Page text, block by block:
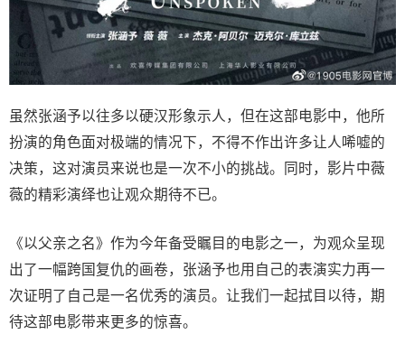
虽然张涵予以往多以硬汉形象示人，但在这部电影中，他所
扮演的角色面对极端的情况下，不得不作出许多让人唏嘘的
决策，这对演员来说也是一次不小的挑战。同时，影片中薇
薇的精彩演绎也让观众期待不已。
《以父亲之名》作为今年备受瞩目的电影之一，为观众呈现
出了一幅跨国复仇的画卷，张涵予也用自己的表演实力再一
次证明了自己是一名优秀的演员。让我们一起拭目以待，期
待这部电影带来更多的惊喜。